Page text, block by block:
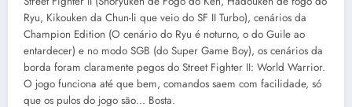
Ryu, Kikouken da Chun-li que veio do SF II Turbo), cenários da
Champion Edition (O cenário do Ryu é noturno, o do Guile ao
entardecer) e no modo SGB (do Super Game Boy), os cenários da
borda foram claramente pegos do Street Fighter II: World Warrior.
O jogo funciona até que bem, comandos saem com facilidade, só
que os pulos do jogo são… Bosta.